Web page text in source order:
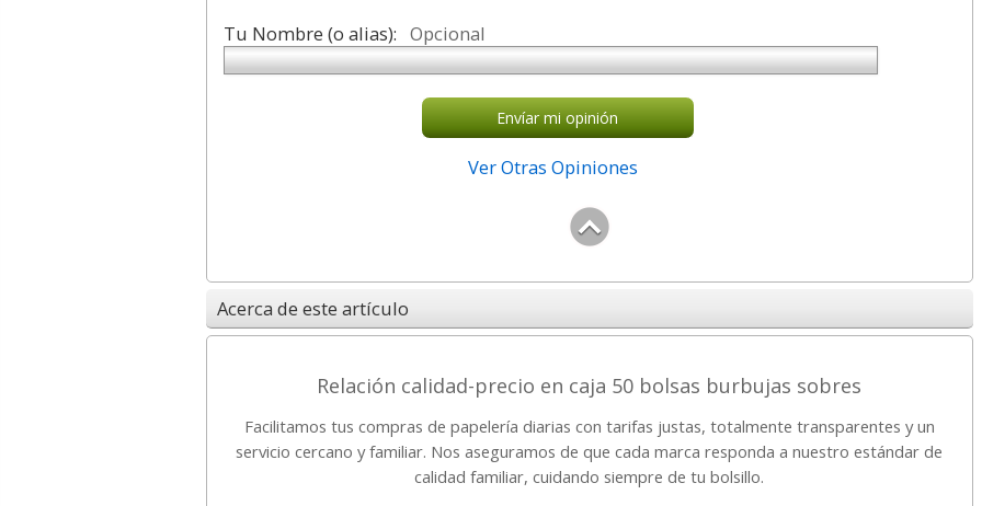
Tu Nombre (o alias): Opcional
Envíar mi opinión
Ver Otras Opiniones
Acerca de este artículo
Relación calidad-precio en caja 50 bolsas burbujas sobres
Facilitamos tus compras de papelería diarias con tarifas justas, totalmente transparentes y un
servicio cercano y familiar. Nos aseguramos de que cada marca responda a nuestro estándar de
calidad familiar, cuidando siempre de tu bolsillo.